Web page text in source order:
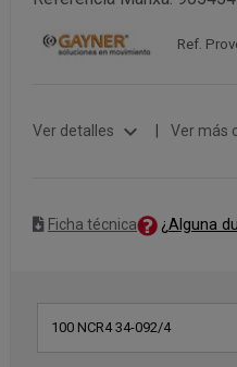
Ref.
Ver detalles expand_more Ver más
Ficha técnica ¿Alguna
100 NCR4 34-092/4